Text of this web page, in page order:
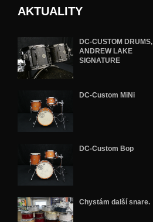
AKTUALITY
DC-CUSTOM DRUMS,
ANDREW LAKE
SIGNATURE
DC-Custom MiNi
DC-Custom Bop
Chystám další snare.